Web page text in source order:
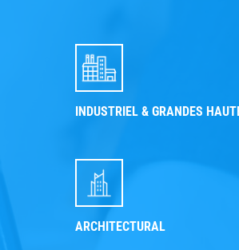
INDUSTRIEL & GRANDES
ARCHITECTURAL